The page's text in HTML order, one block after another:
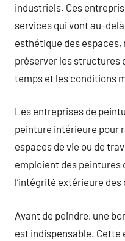
industriels. Ces
services qui vont au-
esthétique des
préserver les structures
temps et les conditions
Les entreprises de
peinture intérieure pour
espaces de vie ou de
emploient des peintures
l’intégrité extérieure
Avant de peindre, une
est indispensable. Cette